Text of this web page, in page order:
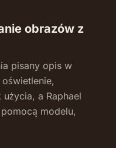
obrazów z
pisany opis w
a Raphael
modelu,